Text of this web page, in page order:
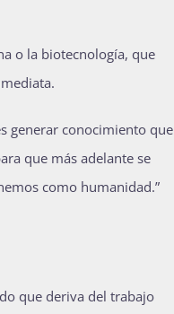
o la biotecnología, que
generar conocimiento que
que más adelante se
como humanidad.”
que deriva del trabajo